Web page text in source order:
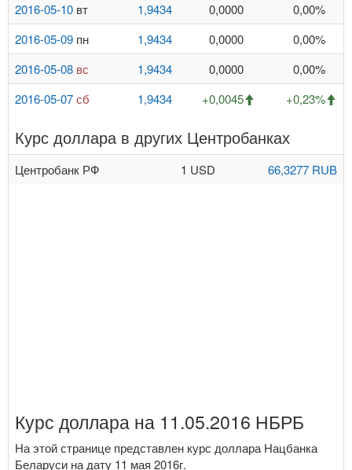
2016-05-10 вт 1,9434 0,0000
0,00%
2016-05-09 пн 1,9434 0,0000
0,00%
2016-05-08 вс 1,9434 0,0000
0,00%
2016-05-07сб 1,9434 +0,0045 +0,23%
Курс доллара в других Центробанках
Центробанк РФ 1 USD 66,3277 RUB
Курс доллара на 11.05.2016 НБРБ
На этой странице представлен курс доллара Нацбанка
Беларуси на дату 11 мая 2016г.